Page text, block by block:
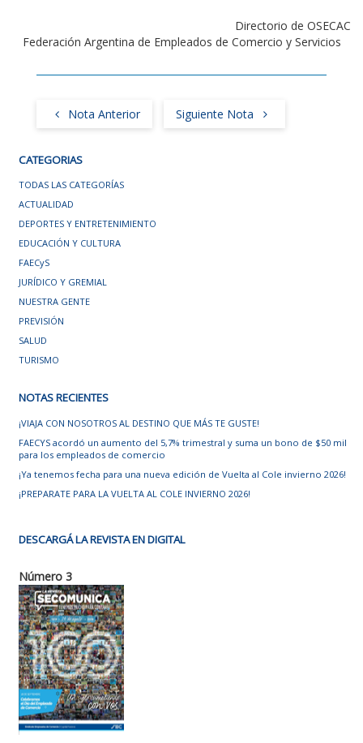
Directorio de OSECAC
Federación Argentina de Empleados de Comercio y Servicios
Nota Anterior Siguiente Nota
CATEGORIAS
TODAS LAS CATEGORÍAS
ACTUALIDAD
DEPORTES Y ENTRETENIMIENTO
EDUCACIÓN Y CULTURA
FAECyS
JURÍDICO Y GREMIAL
NUESTRA GENTE
PREVISIÓN
SALUD
TURISMO
NOTAS RECIENTES
¡VIAJA CON NOSOTROS AL DESTINO QUE MÁS TE GUSTE!
FAECYS acordó un aumento del 5,7% trimestral y suma un bono de $50 mil
para los empleados de comercio
¡Ya tenemos fecha para una nueva edición de Vuelta al Cole invierno 2026!
¡PREPARATE PARA LA VUELTA AL COLE INVIERNO 2026!
DESCARGÁ LA REVISTA EN DIGITAL
Número 3